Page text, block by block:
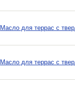
Масло для террас с
Масло для террас с